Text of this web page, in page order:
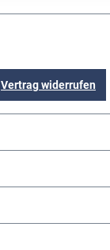
Vertrag widerrufen